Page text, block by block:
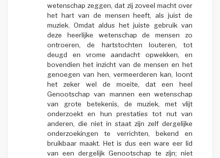
wetenschap zeggen, dat zij zoveel macht over
het hart van de mensen heeft, als juist de
muziek. Omdat aldus het juiste gebruik van
deze heerlijke wetenschap de mensen zo
ontroeren, de hartstochten louteren, tot
deugd en vrome aandacht opwekken, en
bovendien het inzicht van de mensen en het
genoegen van hen, vermeerderen kan, loont
het zeker wel de moeite, dat een heel
Genootschap van mannen een wetenschap
van grote betekenis, de muziek, met vlijt
onderzoekt en hun prestaties tot nut van
anderen, die niet in staat zijn zelf dergelijke
onderzoekingen te verrichten, bekend en
bruikbaar maakt. Het is dus een ware eer lid
van een dergelijk Genootschap te zijn; niet